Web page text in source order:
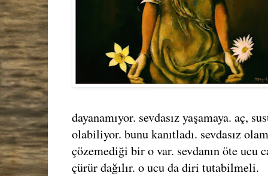
dayanamıyor. sevdasız yaşamaya. aç,
olabiliyor. bunu kanıtladı. sevdasız
çözemediği bir o var. sevdanın öte ucu
çürür dağılır. o ucu da diri tutabilmeli.